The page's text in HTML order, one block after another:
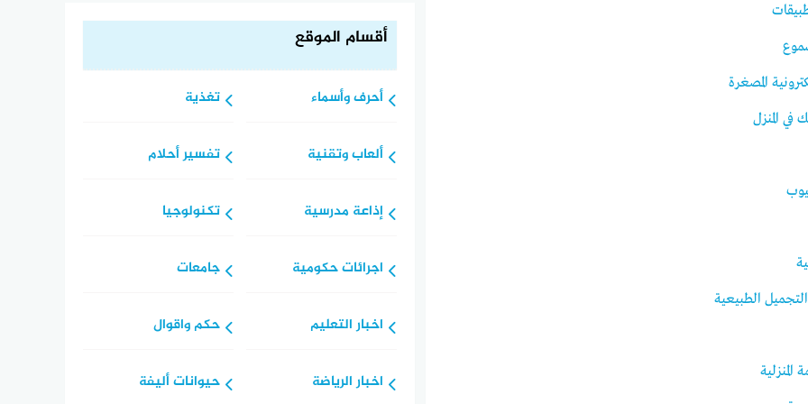
المصغرة
في المنزل
الطبيعية
أقسام الموقع
أحرف وأسماء
ألعاب وتقنية
إذاعة مدرسية
اجرائات حكومية
اخبار التعليم
اخبار الرياضة
تغذية
تفسير أحلام
تكنولوجيا
جامعات
حكم واقوال
حيوانات أليفة